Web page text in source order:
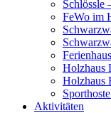
Schlössle
FeWo im
Holzhaus
Holzhaus
Aktivitäten